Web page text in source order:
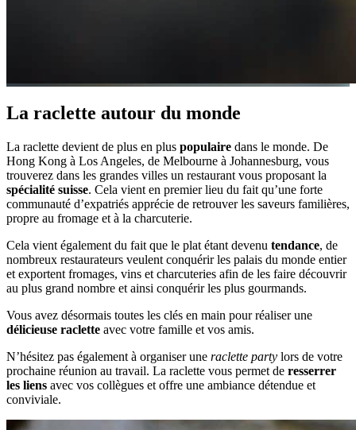
La raclette autour du monde
La raclette devient de plus en plus populaire dans le monde. De
Hong Kong à Los Angeles, de Melbourne à Johannesburg, vous
trouverez dans les grandes villes un restaurant vous proposant la
spécialité suisse. Cela vient en premier lieu du fait qu’une forte
communauté d’expatriés apprécie de retrouver les saveurs familières,
propre au fromage et à la charcuterie.
Cela vient également du fait que le plat étant devenu tendance, de
nombreux restaurateurs veulent conquérir les palais du monde entier
et exportent fromages, vins et charcuteries afin de les faire découvrir
au plus grand nombre et ainsi conquérir les plus gourmands.
Vous avez désormais toutes les clés en main pour réaliser une
délicieuse raclette avec votre famille et vos amis.
N’hésitez pas également à organiser une raclette party lors de votre
prochaine réunion au travail. La raclette vous permet de resserrer
les liens avec vos collègues et offre une ambiance détendue et
conviviale.